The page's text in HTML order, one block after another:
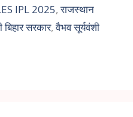
IPL 2025,राजस्थान
बिहार सरकार,वैभव सूर्यवंशी